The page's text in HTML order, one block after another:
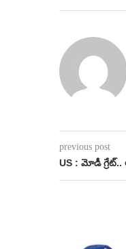
previous post
US : మోడీ గ్రేట్..